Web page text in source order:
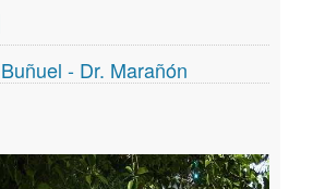
- Dr. Marañón